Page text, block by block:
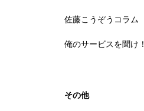
佐藤こうぞうコラム
俺のサービスを聞け！
その他